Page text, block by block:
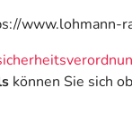
www.lohmann-
können Sie sich